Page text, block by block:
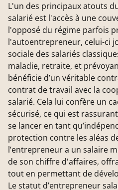
L'un des principaux atouts
salarié est l'accès à une
l'opposé du régime parfois
l'autoentrepreneur, celui-ci
sociale des salariés
maladie, retraite, et
bénéficie d’un véritable
contrat de travail avec la
salarié. Cela lui confère un
sécurisé, ce qui est
se lancer en tant
protection contre les aléas
l’entrepreneur a un salaire
de son chiffre d'affaires,
tout en permettant de
Le statut d’entrepreneur